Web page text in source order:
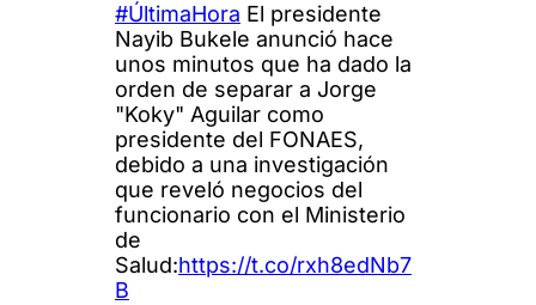
#ÚltimaHora El presidente
Nayib Bukele anunció hace
unos minutos que ha dado la
orden de separar a Jorge
"Koky" Aguilar como
presidente del FONAES,
debido a una investigación
que reveló negocios del
funcionario con el Ministerio
de
Salud:https://t.co/rxh8edNb7
B